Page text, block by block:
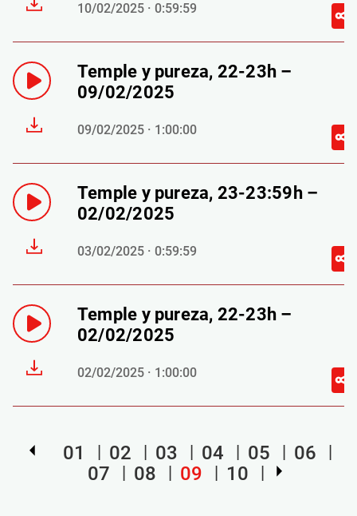
10/02/2025 · 0:59:59
Temple y pureza, 22-23h –
09/02/2025
09/02/2025 · 1:00:00
Temple y pureza, 23-23:59h –
02/02/2025
03/02/2025 · 0:59:59
Temple y pureza, 22-23h –
02/02/2025
02/02/2025 · 1:00:00
01 02 03 04 05
06
07
08 09 10